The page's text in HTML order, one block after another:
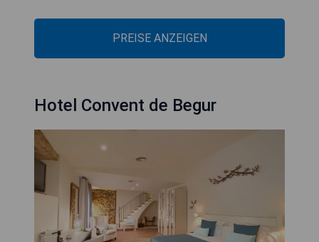
PREISE ANZEIGEN
Hotel Convent de Begur